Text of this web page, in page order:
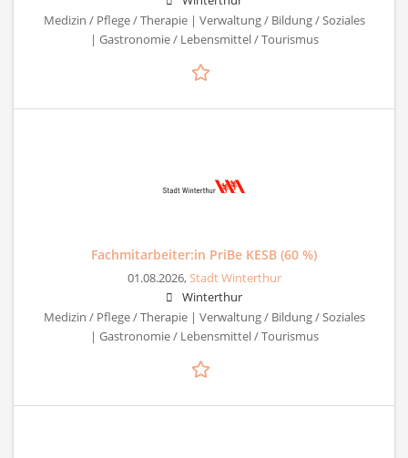
Medizin / Pflege / Therapie | Verwaltung / Bildung / Soziales
| Gastronomie / Lebensmittel / Tourismus
Fachmitarbeiter:in PriBe KESB (60 %)
01.08.2026,Stadt Winterthur
Winterthur
Medizin / Pflege / Therapie | Verwaltung / Bildung / Soziales
| Gastronomie / Lebensmittel / Tourismus